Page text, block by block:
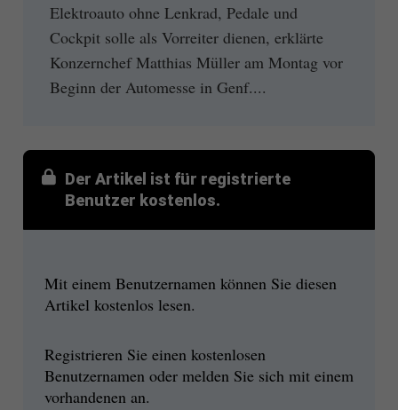
Elektroauto ohne Lenkrad, Pedale und
Cockpit solle als Vorreiter dienen, erklärte
Konzernchef Matthias Müller am Montag vor
Beginn der Automesse in Genf....
Der Artikel ist für registrierte
Benutzer kostenlos.
Mit einem Benutzernamen können Sie diesen
Artikel kostenlos lesen.
Registrieren Sie einen kostenlosen
Benutzernamen oder melden Sie sich mit einem
vorhandenen an.